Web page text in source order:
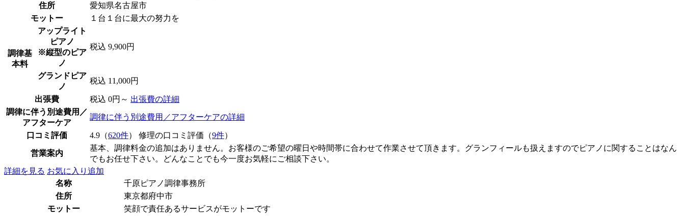
住所
愛知県名古屋市
モットー
１台１台に最大の努力を
調律基
本料
アップライト
ピアノ
※縦型のピア
ノ
税込 9,900円
グランドピア
ノ
税込 11,000円
出張費 税込 0円～ 出張費の詳細
調律に伴う別途費用／
アフターケア
調律に伴う別途費用／アフターケアの詳細
口コミ評価 4.9（620件） 修理の口コミ評価（9件）
営業案内
基本、調律料金の追加はありません。お客様のご希望の曜日や時間帯に合わせて作業させて頂きます。グランフィールも扱えますのでピアノに関することはなん
でもお任せ下さい。どんなことでも今一度お気軽にご相談下さい。
詳細を見る お気に入り追加
名称
千原ピアノ調律事務所
住所
東京都府中市
モットー
笑顔で責任あるサービスがモットーです